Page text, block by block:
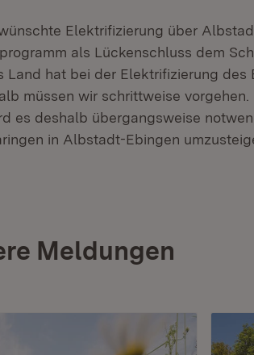
Elektrifizierung über
als Lückenschluss dem
Land hat bei der Elektrifizierung des
müssen wir schrittweise vorgehen.
es deshalb übergangsweise
in Albstadt-Ebingen
Meldungen